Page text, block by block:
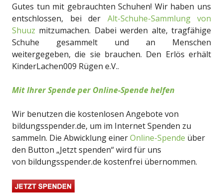
Gutes tun mit gebrauchten Schuhen! Wir haben uns
entschlossen, bei der Alt-Schuhe-Sammlung von
Shuuz mitzumachen. Dabei werden alte, tragfähige
Schuhe gesammelt und an Menschen
weitergegeben, die sie brauchen. Den Erlös erhält
KinderLachen009 Rügen e.V..
Mit Ihrer Spende per Online-Spende helfen
Wir benutzen die kostenlosen Angebote von
bildungsspender.de, um im Internet Spenden zu
sammeln. Die Abwicklung einerOnline-Spende über
den Button „Jetzt spenden“ wird für uns
von bildungsspender.de kostenfrei übernommen.